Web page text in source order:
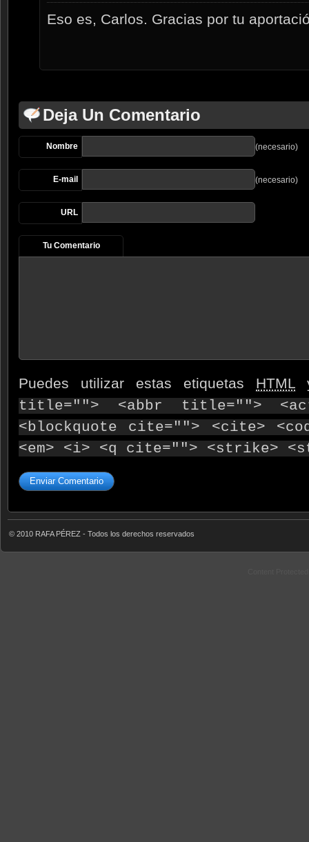
Eso es, Carlos. Gracias por tu
Deja Un Comentario
Nombre (necesario)
E-mail (necesario)
URL
Tu Comentario
Puedes utilizar estas etiquetas HTML
title=""> <abbr title="">
<blockquote cite=""> <cite>
<em> <i> <q cite=""> <strike>
© 2010 RAFA PÉREZ - Todos los derechos reservados